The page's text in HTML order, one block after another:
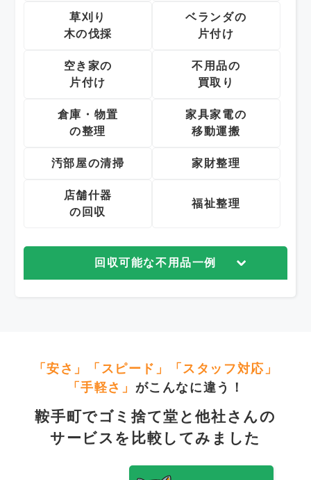
草刈り
木の伐採
ベランダの
片付け
空き家の
片付け
不用品の
買取り
倉庫・物置
の整理
家具家電の
移動運搬
汚部屋の清掃 家財整理
店舗什器
の回収
福祉整理
回収可能な不用品一例
「安さ」「スピード」「スタッフ対応」
「手軽さ」 がこんなに違う！
鞍手町でゴミ捨て堂と他社さんの
サービスを比較してみました